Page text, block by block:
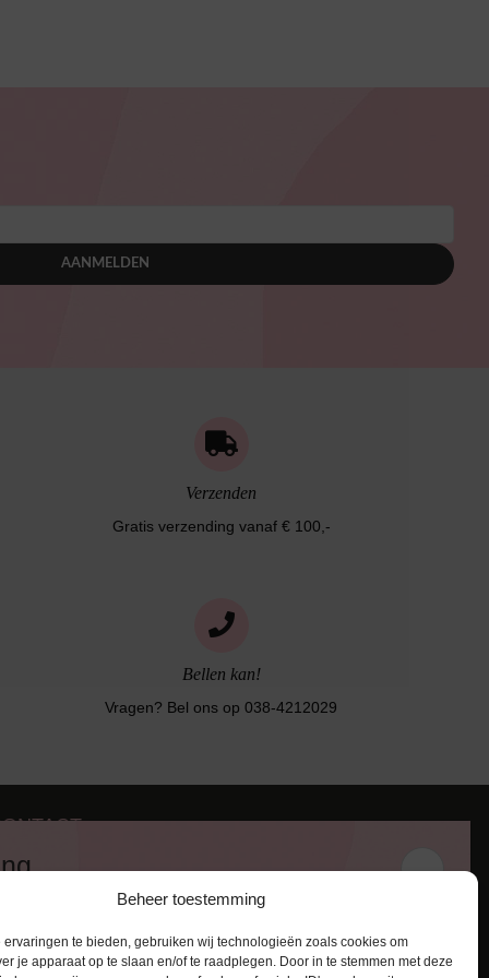
Beheer toestemming
ervaringen te bieden, gebruiken wij technologieën zoals cookies om
je apparaat op te slaan en/of te raadplegen. Door in te stemmen met deze
AANMELDEN
Verzenden
Gratis verzending vanaf € 100,-
Bellen kan!
Vragen? Bel ons op 038-4212029
RL Zwolle
info@lingerie-badmode.nl